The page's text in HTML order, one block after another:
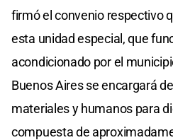
firmó el convenio respectivo
esta unidad especial, que
acondicionado por el
Buenos Aires se encargará
materiales y humanos para
compuesta de